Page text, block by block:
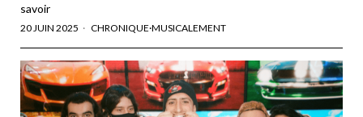
savoir
20 JUIN 2025 CHRONIQUE·MUSICALEMENT